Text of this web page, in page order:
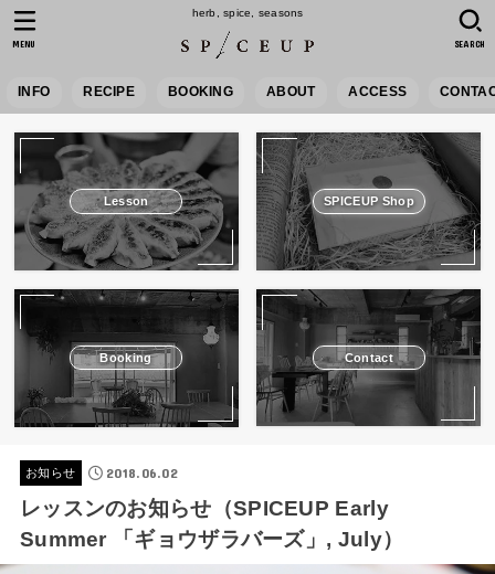
herb, spice, seasons
INFO RECIPE BOOKING ABOUT ACCESS
SEARCH
MENU
Lesson SPICEUP Shop
Booking Contact
お知らせ 2018.06.02
レッスンのお知らせ（SPICEUP Early
Summer 「ギョウザラバーズ」, July）